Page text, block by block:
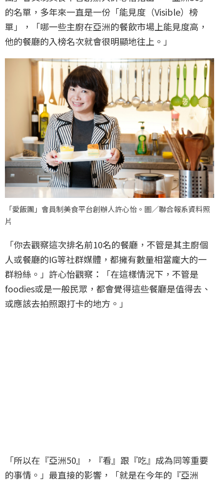
的名單，多年來一直是一份「能見度（Visible）榜
單」，「哪一些主廚在亞洲的餐飲市場上能見度高，
他的餐廳的入榜名次就會很明顯地往上。」
「愛飯團」會員制美食平台創辦人許心怡。圖／聯合報系資料照
片
「你去觀察這次排名前10名的餐廳，不管是其主廚個
人或餐廳的IG等社群媒體，都擁有數量相當龐大的一
群粉絲。」許心怡觀察：「在這樣情況下，不管是
foodies或是一般民眾，都會覺得這些餐廳是值得去、
或應該去拍照跟打卡的地方。」
「所以在『亞洲50』，『看』跟『吃』成為同等重要
的事情。」最直接的影響，「就是在今年的『亞洲